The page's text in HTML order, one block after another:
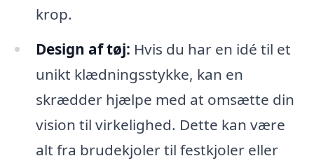
krop.
Design af tøj: Hvis du har en idé til et
unikt klædningsstykke, kan en
skrædder hjælpe med at omsætte din
vision til virkelighed. Dette kan være
alt fra brudekjoler til festkjoler eller